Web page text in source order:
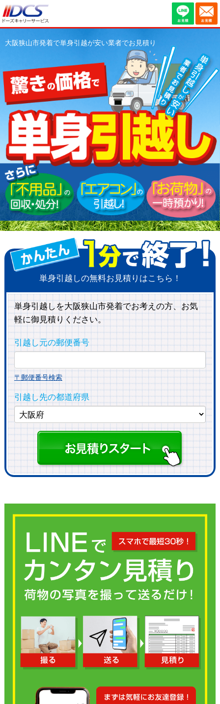
大阪狭山市発着で単身引越が安い業者でお見積り
単身引越しの無料お見積りはこちら！
単身引越しを大阪狭山市発着でお考えの方、お気
軽に御見積りください。
引越し元の郵便番号
〒郵便番号検索
引越し先の都道府県